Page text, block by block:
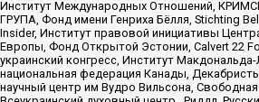
Институт Международных Отношений,
ГРУПА, Фонд имени Генриха Бёлля, Stichting
Insider, Институт правовой инициативы
Европы, Фонд Открытой Эстонии, Calvert 22
украинский конгресс, Институт
национальная федерация Канады,
научный центр им Вудро Вильсона,